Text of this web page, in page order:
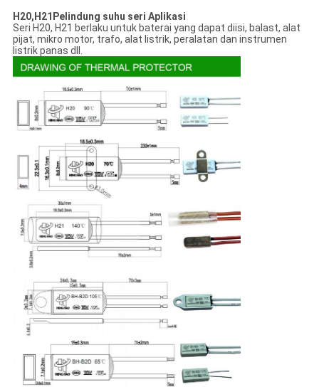
H20,H21 Pelindung suhu seri Aplikasi
Seri H20, H21 berlaku untuk baterai yang dapat diisi, balast, alat
pijat, mikro motor, trafo, alat listrik, peralatan dan instrumen
listrik panas dll.